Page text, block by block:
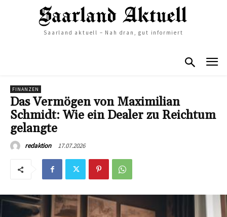
Saarland aktuell – Nah dran, gut informiert
FINANZEN
Das Vermögen von Maximilian
Schmidt: Wie ein Dealer zu Reichtum
gelangte
redaktion 17.07.2026